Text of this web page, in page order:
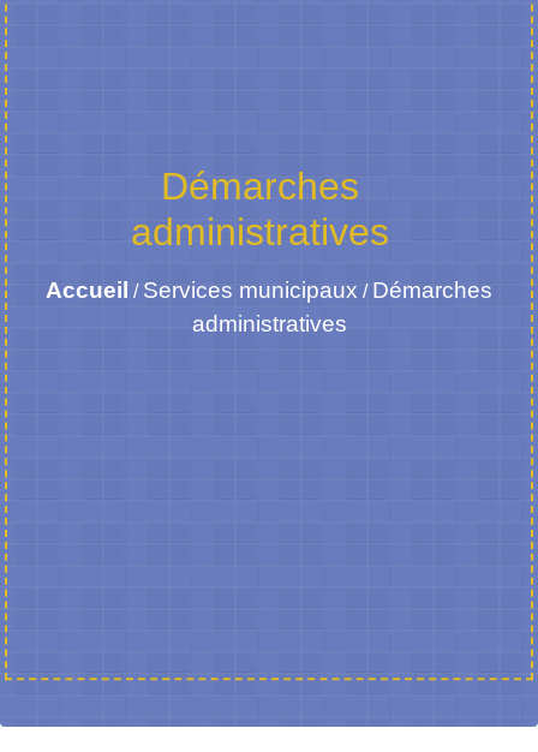
Démarches
administratives
Accueil / Services municipaux / Démarches
administratives